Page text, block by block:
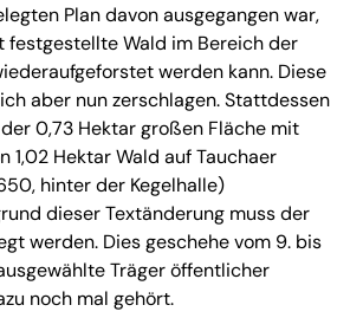
Plan davon ausgegangen war,
festgestellte Wald im Bereich der
werden kann. Diese
aber nun zerschlagen. Stattdessen
0,73 Hektar großen Fläche mit
1,02 Hektar Wald auf Tauchaer
hinter der Kegelhalle)
dieser Textänderung muss der
werden. Dies geschehe vom 9. bis
Träger öffentlicher
noch mal gehört.